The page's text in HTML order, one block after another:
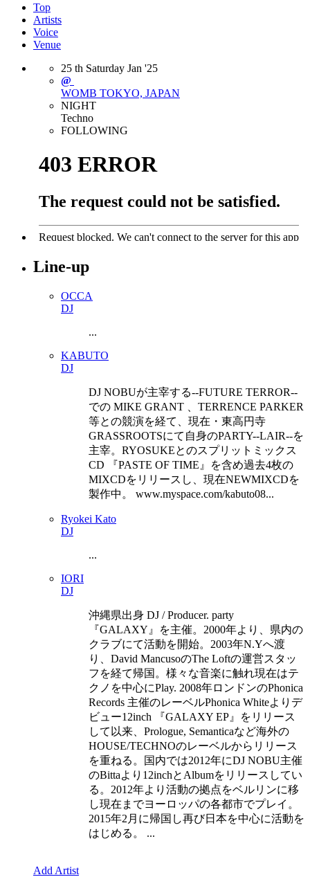
Top
Artists
Voice
Venue
25 th Saturday Jan '25
@
WOMB TOKYO, JAPAN
NIGHT
Techno
FOLLOWING
Line-up
OCCA
DJ
...
KABUTO
DJ
DJ NOBUが主宰する--FUTURE TERROR--
での MIKE GRANT 、TERRENCE PARKER
等との競演を経て、現在・東高円寺
GRASSROOTSにて自身のPARTY--LAIR--を
主宰。RYOSUKEとのスプリットミックス
CD 『PASTE OF TIME』を含め過去4枚の
MIXCDをリリースし、現在NEWMIXCDを
製作中。 www.myspace.com/kabuto08...
Ryokei Kato
DJ
...
IORI
DJ
沖縄県出身 DJ / Producer. party
『GALAXY』を主催。2000年より、県内の
クラブにて活動を開始。2003年N.Yへ渡
り、David MancusoのThe Loftの運営スタッ
フを経て帰国。様々な音楽に触れ現在はテ
クノを中心にPlay. 2008年ロンドンのPhonica
Records 主催のレーベルPhonica Whiteよりデ
ビュー12inch 『GALAXY EP』をリリース
して以来、Prologue, Semanticaなど海外の
HOUSE/TECHNOのレーベルからリリース
を重ねる。国内では2012年にDJ NOBU主催
のBittaより12inchとAlbumをリリースしてい
る。2012年より活動の拠点をベルリンに移
し現在までヨーロッパの各都市でプレイ。
2015年2月に帰国し再び日本を中心に活動を
はじめる。 ...
Add Artist